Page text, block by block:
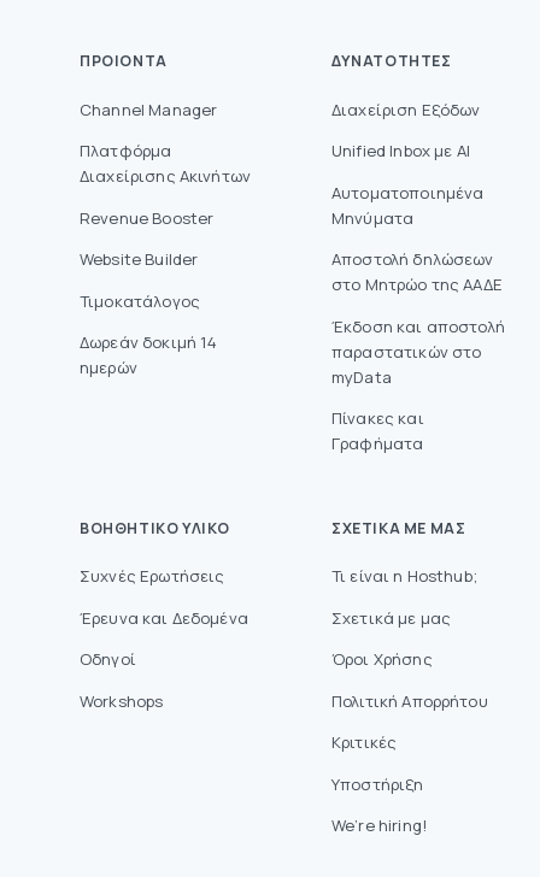
ΠΡΟΙΌΝΤΑ
Channel Manager
Πλατφόρμα
Διαχείρισης Ακινήτων
Revenue Booster
Website Builder
Τιμοκατάλογος
Δωρεάν δοκιμή 14
ημερών
ΔΥΝΑΤΌΤΗΤΕΣ
Διαχείριση Εξόδων
Unified Inbox με AI
Αυτοματοποιημένα
Μηνύματα
Aποστολή δηλώσεων
στο Mητρώο της ΑΑΔΕ
Έκδοση και αποστολή
παραστατικών στο
myData
Πίνακες και
Γραφήματα
ΒΟΗΘΗΤΙΚΌ ΥΛΙΚΌ
Συχνές Ερωτήσεις
Έρευνα και Δεδομένα
Οδηγοί
Workshops
ΣΧΕΤΙΚΆ ΜΕ ΜΑΣ
Τι είναι η Hosthub;
Σχετικά με μας
Όροι Χρήσης
Πολιτική Απορρήτου
Κριτικές
Υποστήριξη
We’re hiring!